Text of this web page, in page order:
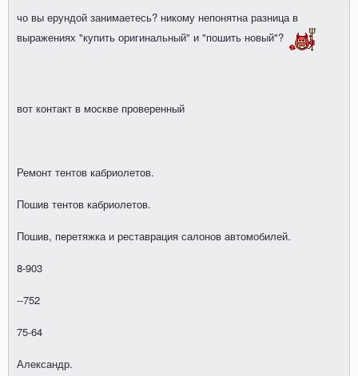
чо вы ерундой занимаетесь? никому непонятна разница в
выражениях "купить оригинальный" и "пошить новый"?
вот контакт в москве проверенный
Ремонт тентов кабриолетов.
Пошив тентов кабриолетов.
Пошив, перетяжка и реставрация салонов автомобилей.
8-903
--752
75-64
Александр.